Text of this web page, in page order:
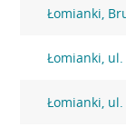
Łomianki,
Łomianki,
Łomianki,